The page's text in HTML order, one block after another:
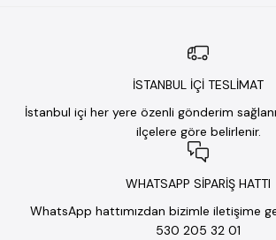
İSTANBUL İÇİ TESLİMAT
İstanbul içi her yere özenli gönderim
ilçelere göre belirlenir.
WHATSAPP SİPARİŞ HATTI
WhatsApp hattımızdan bizimle iletişime
530 205 32 01